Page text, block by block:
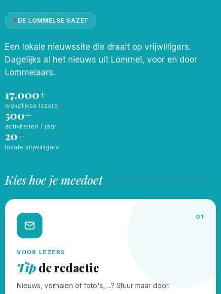
✦DE LOMMELSE GAZET
Een lokale nieuwssite die draait op vrijwilligers.
Dagelijks al het nieuws uit Lommel, voor en door
Lommelaars.
17.000+
wekelijkse lezers
500+
activiteiten / jaar
20+
lokale vrijwilligers
Kies hoe je meedoet.
01
VOOR LEZERS
Tipde redactie
Nieuws, verhalen of foto's, ...? Stuur maar door.